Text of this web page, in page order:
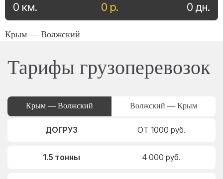
0 р.
0 км. 0 дн.
Крым — Волжский
Тарифы грузоперевозок
Крым — Волжский Волжский — Крым
ДОГРУЗ ОТ 1000 руб.
1.5 тонны 4 000 руб.